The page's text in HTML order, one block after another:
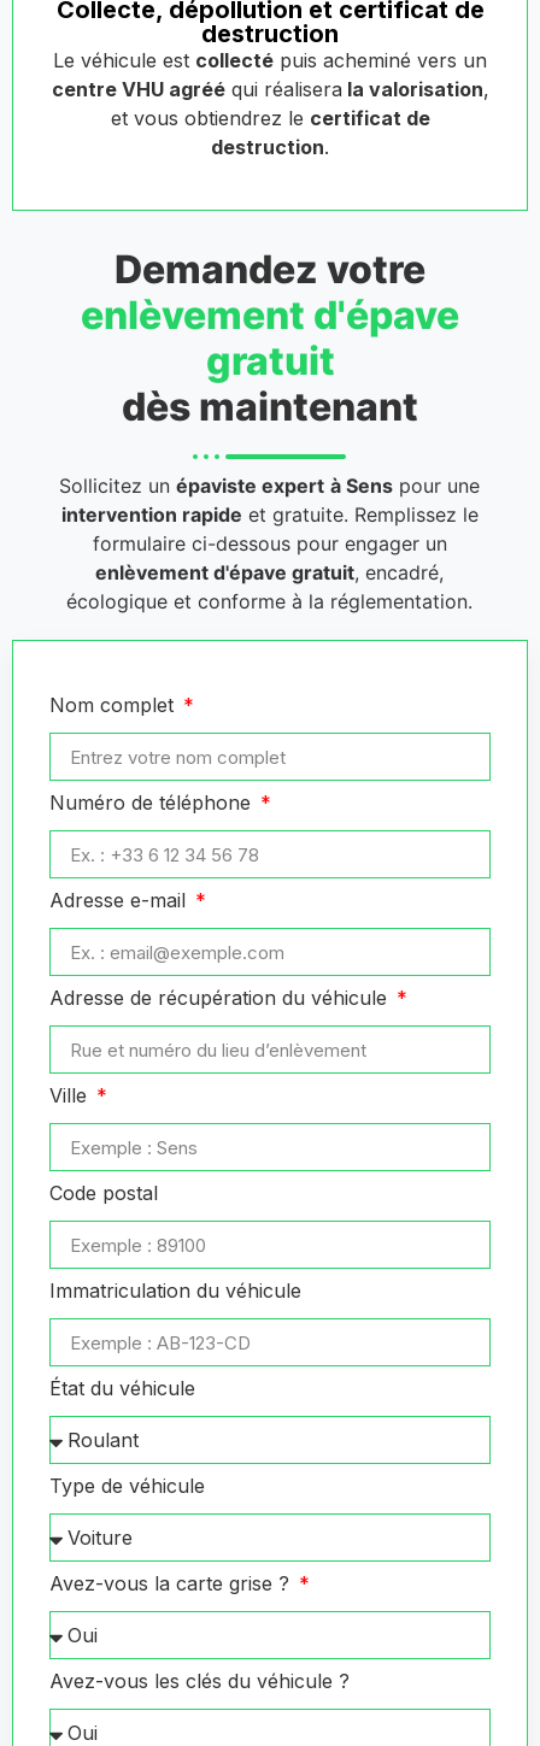
Collecte, dépollution et certificat de
destruction
Le véhicule est collecté puis acheminé vers un
centre VHU agrééqui réalisera la valorisation,
et vous obtiendrez le certificat de
destruction.
Demandez votre
enlèvement d'épave
gratuit
dès maintenant
Sollicitez unépaviste expert à Sens pour une
intervention rapide et gratuite. Remplissez le
formulaire ci-dessous pour engager un
enlèvement d'épave gratuit, encadré,
écologique et conforme à la réglementation.
Nom complet
Numéro de téléphone
Adresse e-mail
Adresse de récupération du véhicule
Ville
Code postal
Immatriculation du véhicule
État du véhicule
Type de véhicule
Avez-vous la carte grise ?
Avez-vous les clés du véhicule ?